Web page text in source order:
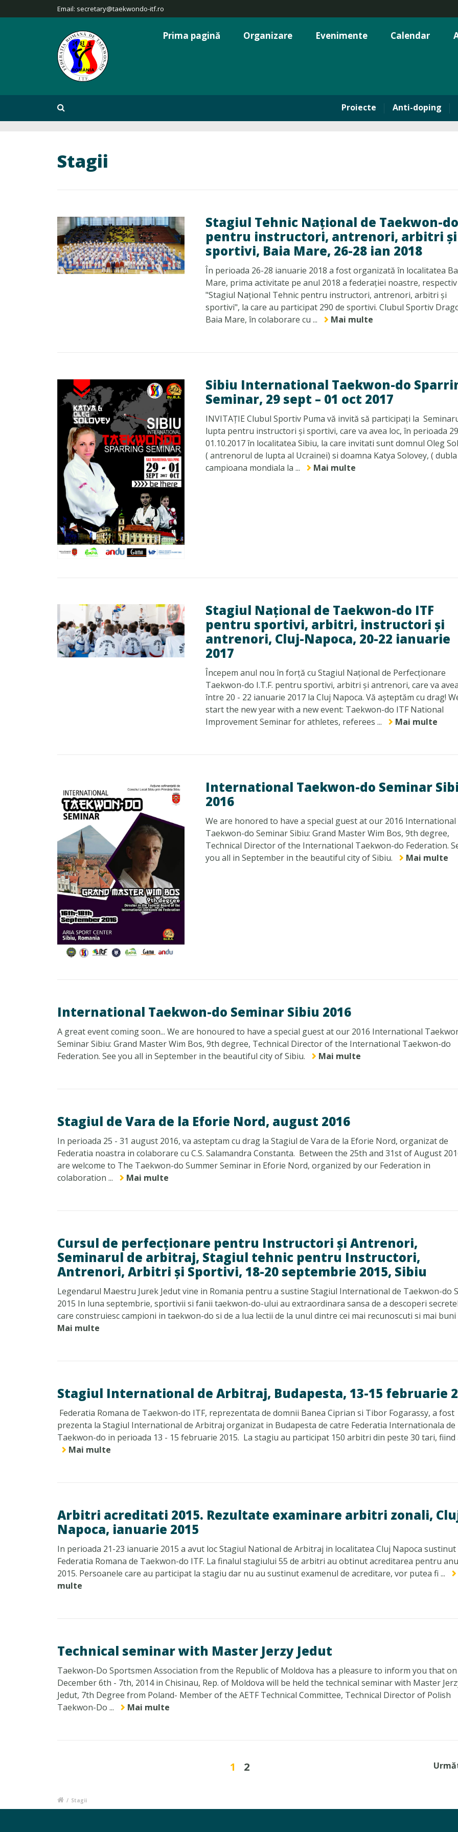
Email: secretary@taekwondo-itf.ro
Prima pagină Organizare Evenimente Calendar
Proiecte Anti-doping
Stagii
Stagiul Tehnic Național de Taekwon-
pentru instructori, antrenori, arbitri și
sportivi, Baia Mare, 26-28 ian 2018
În perioada 26-28 ianuarie 2018 a fost organizată în localitatea
Mare, prima activitate pe anul 2018 a federației noastre, respectiv
"Stagiul Național Tehnic pentru instructori, antrenori, arbitri și
sportivi", la care au participat 290 de sportivi. Clubul Sportiv
Baia Mare, în colaborare cu ...
Mai multe
Sibiu International Taekwon-do
Seminar, 29 sept – 01 oct 2017
INVITAŢIE Clubul Sportiv Puma vă invită să participaţi la
lupta pentru instructori şi sportivi, care va avea loc, în perioada
01.10.2017 în localitatea Sibiu, la care invitati sunt domnul Oleg
( antrenorul de lupta al Ucrainei) si doamna Katya Solovey, ( dubla
campioana mondiala la ...
Mai multe
Stagiul Național de Taekwon-do ITF
pentru sportivi, arbitri, instructori și
antrenori, Cluj-Napoca, 20-22 ianuarie
2017
Începem anul nou în forță cu Stagiul Național de Perfecționare
Taekwon-do I.T.F. pentru sportivi, arbitri și antrenori, care va
între 20 - 22 ianuarie 2017 la Cluj Napoca. Vă așteptăm cu drag!
start the new year with a new event: Taekwon-do ITF National
Improvement Seminar for athletes, referees ...
Mai multe
International Taekwon-do Seminar
2016
We are honored to have a special guest at our 2016 International
Taekwon-do Seminar Sibiu: Grand Master Wim Bos, 9th degree,
Technical Director of the International Taekwon-do Federation.
you all in September in the beautiful city of Sibiu.
Mai multe
International Taekwon-do Seminar Sibiu 2016
A great event coming soon... We are honoured to have a special guest at our 2016 International
Seminar Sibiu: Grand Master Wim Bos, 9th degree, Technical Director of the International Taekwon-do
Federation. See you all in September in the beautiful city of Sibiu.
Mai multe
Stagiul de Vara de la Eforie Nord, august 2016
In perioada 25 - 31 august 2016, va asteptam cu drag la Stagiul de Vara de la Eforie Nord, organizat de
Federatia noastra in colaborare cu C.S. Salamandra Constanta. Between the 25th and 31st of August
are welcome to The Taekwon-do Summer Seminar in Eforie Nord, organized by our Federation in
colaboration ...
Mai multe
Cursul de perfecționare pentru Instructori și Antrenori,
Seminarul de arbitraj, Stagiul tehnic pentru Instructori,
Antrenori, Arbitri și Sportivi, 18-20 septembrie 2015, Sibiu
Legendarul Maestru Jurek Jedut vine in Romania pentru a sustine Stagiul International de Taekwon-do
2015 In luna septembrie, sportivii si fanii taekwon-do-ului au extraordinara sansa de a descoperi
care construiesc campioni in taekwon-do si de a lua lectii de la unul dintre cei mai recunoscuti si mai buni
Mai multe
Stagiul International de Arbitraj, Budapesta, 13-15 februarie
Federatia Romana de Taekwon-do ITF, reprezentata de domnii Banea Ciprian si Tibor Fogarassy, a fost
prezenta la Stagiul International de Arbitraj organizat in Budapesta de catre Federatia Internationala de
Taekwon-do in perioada 13 - 15 februarie 2015. La stagiu au participat 150 arbitri din peste 30 tari, fiind
Mai multe
Arbitri acreditati 2015. Rezultate examinare arbitri zonali,
Napoca, ianuarie 2015
In perioada 21-23 ianuarie 2015 a avut loc Stagiul National de Arbitraj in localitatea Cluj Napoca sustinut
Federatia Romana de Taekwon-do ITF. La finalul stagiului 55 de arbitri au obtinut acreditarea pentru
2015. Persoanele care au participat la stagiu dar nu au sustinut examenul de acreditare, vor putea fi ...
multe
Technical seminar with Master Jerzy Jedut
Taekwon-Do Sportsmen Association from the Republic of Moldova has a pleasure to inform you that on
December 6th - 7th, 2014 in Chisinau, Rep. of Moldova will be held the technical seminar with Master
Jedut, 7th Degree from Poland- Member of the AETF Technical Committee, Technical Director of Polish
Taekwon-Do ...
Mai multe
1 2
/ Stagii